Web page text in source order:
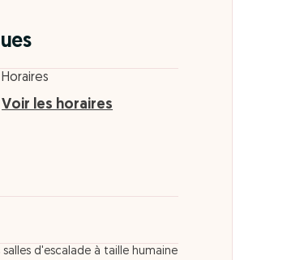
Horaires
Voir les horaires
d'escalade à taille humaine